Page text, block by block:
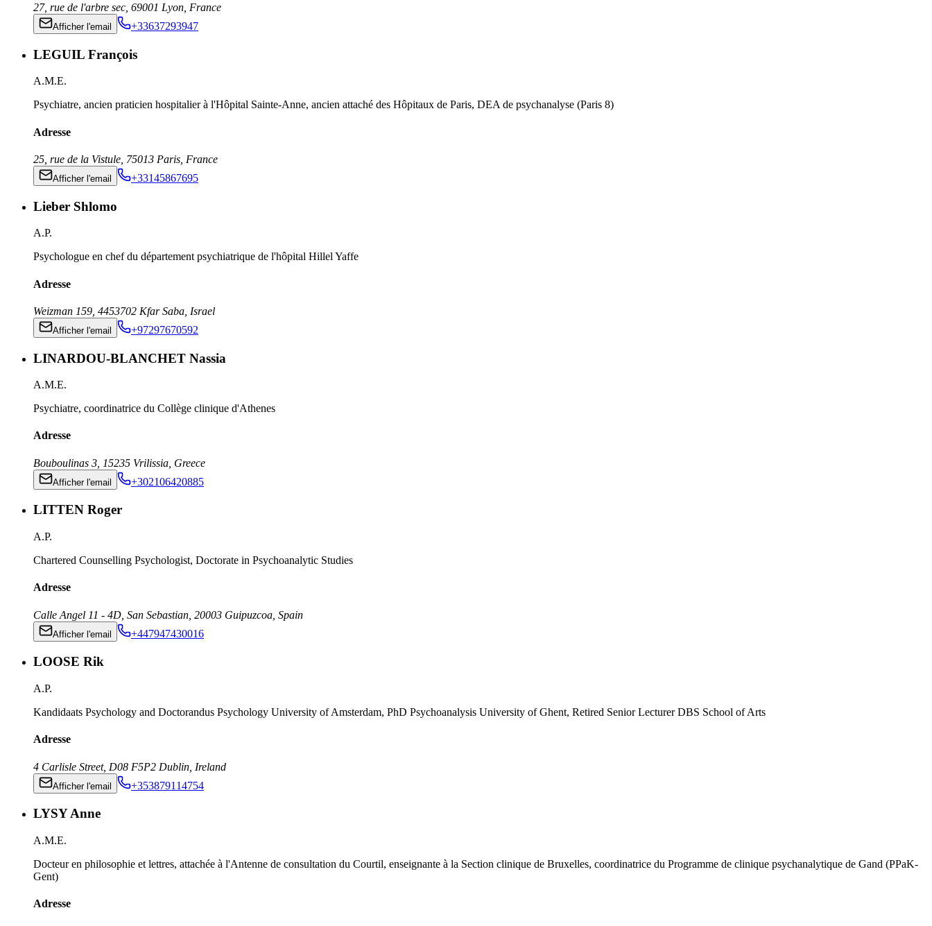
27, rue de l'arbre sec 69001 Lyon France
Afficher l'email +33637293947
LEGUIL François
A.M.E.
Psychiatre, ancien praticien hospitalier à l'Hôpital Sainte-Anne, ancien attaché des Hôpitaux de Paris, DEA de psychanalyse (Paris 8)
Adresse
25, rue de la Vistule 75013 Paris France
Afficher l'email +33145867695
Lieber Shlomo
A.P.
Psychologue en chef du département psychiatrique de l'hôpital Hillel Yaffe
Adresse
Weizman 159 4453702 Kfar Saba Israel
Afficher l'email +97297670592
LINARDOU-BLANCHET Nassia
A.M.E.
Psychiatre, coordinatrice du Collège clinique d'Athenes
Adresse
Bouboulinas 3 15235 Vrilissia Greece
Afficher l'email +302106420885
LITTEN Roger
A.P.
Chartered Counselling Psychologist, Doctorate in Psychoanalytic Studies
Adresse
Calle Angel 11 - 4D, San Sebastian 20003 Guipuzcoa Spain
Afficher l'email +447947430016
LOOSE Rik
A.P.
Kandidaats Psychology and Doctorandus Psychology University of Amsterdam, PhD Psychoanalysis University of Ghent, Retired Senior Lecturer DBS School of Arts
Adresse
4 Carlisle Street, D08 F5P2 Dublin Ireland
Afficher l'email +353879114754
LYSY Anne
A.M.E.
Docteur en philosophie et lettres, attachée à l'Antenne de consultation du Courtil, enseignante à la Section clinique de Bruxelles, coordinatrice du Programme de clinique psychanalytique de Gand (PPaK-
Gent)
Adresse